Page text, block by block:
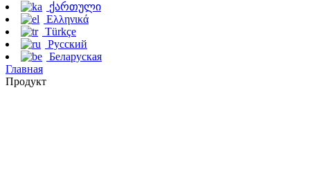
ქართული
Ελληνικά
Türkçe
Русский
Беларуская
Главная
Продукт